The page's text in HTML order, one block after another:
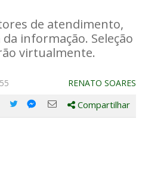
de atendimento,
informação. Seleção
virtualmente.
RENATO SOARES
Compartilhe
Compartilhe
Compartilhe
Compartilhar